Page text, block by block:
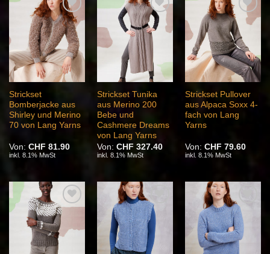
Auf die
Wunschliste
Strickset
Bomberjacke aus
Shirley und Merino
70 von Lang Yarns
Von: CHF 81.90
inkl. 8.1% MwSt
Auf die
Wunschliste
Strickset Tunika
aus Merino 200
Bebe und
Cashmere Dreams
von Lang Yarns
Von: CHF 327.40
inkl. 8.1% MwSt
Auf die
Wunschliste
Strickset Pullover
aus Alpaca Soxx 4-
fach von Lang
Yarns
Von: CHF 79.60
inkl. 8.1% MwSt
Auf die
Wunschliste
Auf die
Wunschliste
Auf die
Wunschliste